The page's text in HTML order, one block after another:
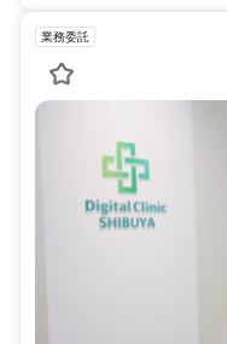
業務委託